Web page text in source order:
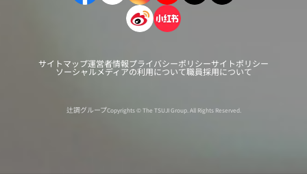
サイトマップ運営者情報プライバシーポリシーサイトポリシー
ソーシャルメディアの利用について職員採用について
辻調グループCopyrights © The TSUJI Group. All Rights Reserved.